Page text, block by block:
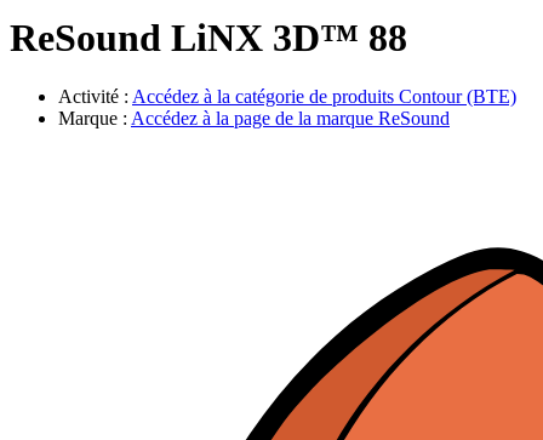
ReSound LiNX 3D™ 88
Activité : Accédez à la catégorie de produits Contour (BTE)
Marque : Accédez à la page de la marque ReSound